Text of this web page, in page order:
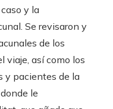
y la
Se revisaron y
de los
viaje, así como los
y pacientes de la
le